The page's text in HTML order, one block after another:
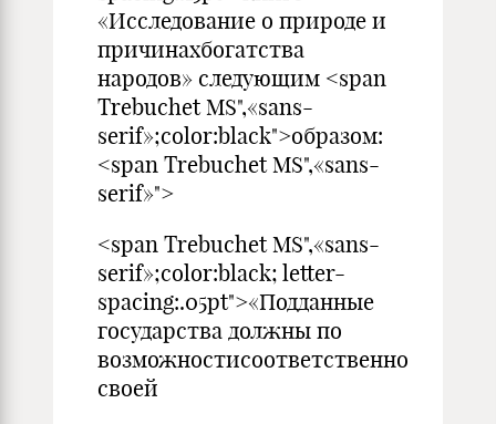
«Исследование о природе и
причинахбогатства
народов» следующим <span
Trebuchet MS",«sans-
serif»;color:black">образом:
<span Trebuchet MS",«sans-
serif»">
<span Trebuchet MS",«sans-
serif»;color:black; letter-
spacing:.05pt">«Подданные
государства должны по
возможностисоответственно
своей